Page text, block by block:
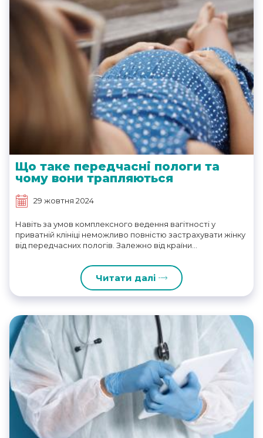
Що таке передчасні пологи та
чому вони трапляються
29 жовтня 2024
Навіть за умов комплексного ведення вагітності у
приватній клініці неможливо повністю застрахувати жінку
від передчасних пологів. Залежно від країни...
Читати далі